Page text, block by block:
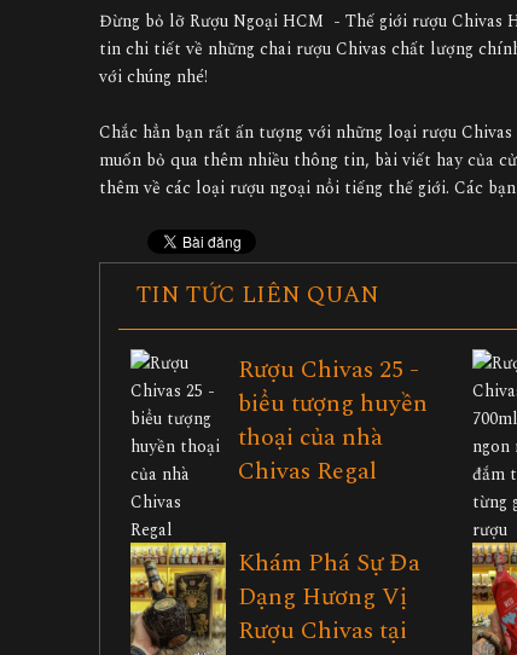
Đừng bỏ lỡ Rượu Ngoại HCM - Thế giới rượu Chivas
tin chi tiết về những chai rượu Chivas chất lượng
với chúng nhé!
Chắc hẳn bạn rất ấn tượng với những loại rượu
muốn bỏ qua thêm nhiều thông tin, bài viết hay của
thêm về các loại rượu ngoại nổi tiếng thế giới. Các
TIN TỨC LIÊN QUAN
Rượu Chivas 25 -
biểu tượng huyền
thoại của nhà
Chivas Regal
Khám Phá Sự Đa
Dạng Hương Vị
Rượu Chivas tại